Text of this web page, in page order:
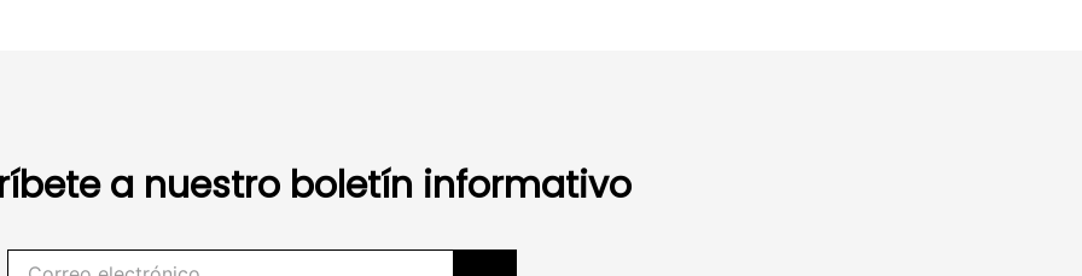
a nuestro boletín informativo